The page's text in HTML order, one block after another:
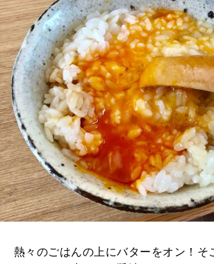
熱々のごはんの上にバターをオン！そ